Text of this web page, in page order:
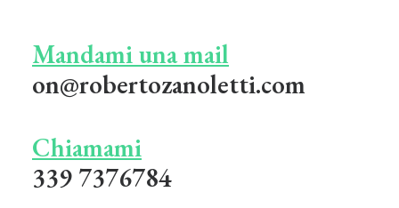
Mandami una mail
on@robertozanoletti.com
Chiamami
339 7376784